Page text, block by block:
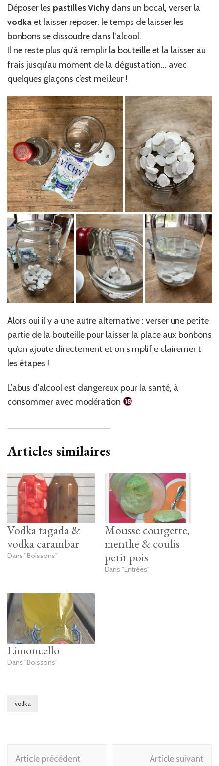
Déposer les pastilles Vichy dans un bocal, verser la
vodkaet laisser reposer, le temps de laisser les
bonbons se dissoudre dans l’alcool.
Il ne reste plus qu’à remplir la bouteille et la laisser au
frais jusqu’au moment de la dégustation… avec
quelques glaçons c’est meilleur !
Alors oui il y a une autre alternative : verser une petite
partie de la bouteille pour laisser la place aux bonbons
qu’on ajoute directement et on simplifie clairement
les étapes !
L’abus d’alcool est dangereux pour la santé, à
consommer avec modération
Articles similaires
Vodka tagada &
vodka carambar
Dans "Boissons"
Mousse courgette,
menthe & coulis
petit pois
Dans "Entrées"
Limoncello
Dans "Boissons"
vodka
Navigation
Article précédent
Article suivant